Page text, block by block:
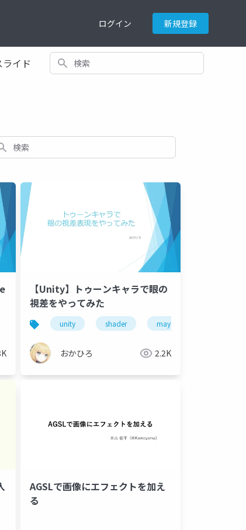
ログイン 新規登録
イド 検索
【Unity】トゥーンキャラで眼の
視差をやってみた
unity shader maya
おかひろ 2.2K
AGSLで画像にエフェクトを加え
る